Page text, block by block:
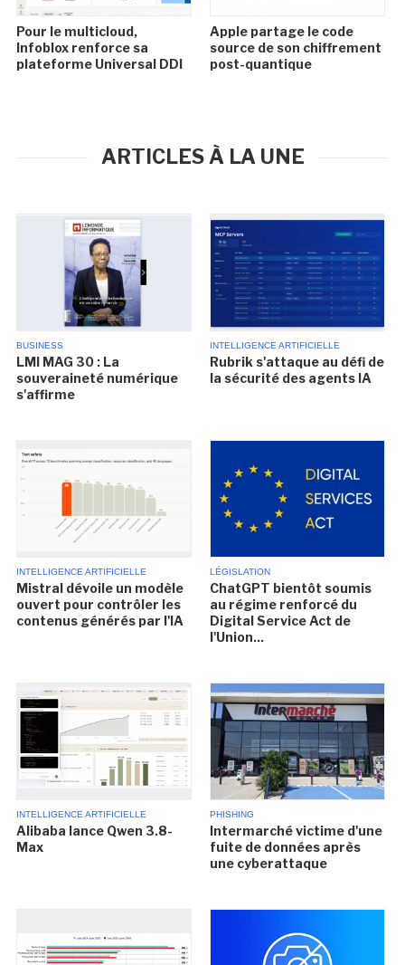
Pour le multicloud,
Infoblox renforce sa
plateforme Universal DDI
Apple partage le code
source de son chiffrement
post-quantique
ARTICLES À LA UNE
BUSINESS
LMI MAG 30 : La
souveraineté numérique
s'affirme
INTELLIGENCE ARTIFICIELLE
Rubrik s'attaque au défi de
la sécurité des agents IA
INTELLIGENCE ARTIFICIELLE
Mistral dévoile un modèle
ouvert pour contrôler les
contenus générés par l'IA
LÉGISLATION
ChatGPT bientôt soumis
au régime renforcé du
Digital Service Act de
l'Union...
INTELLIGENCE ARTIFICIELLE
Alibaba lance Qwen 3.8-
Max
PHISHING
Intermarché victime d'une
fuite de données après
une cyberattaque